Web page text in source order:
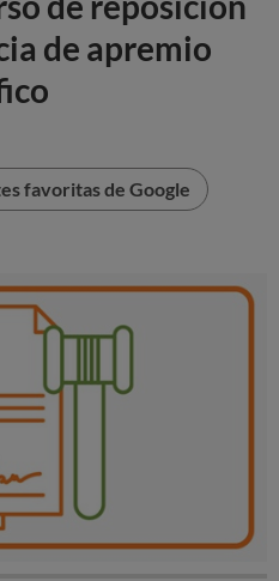
de apremio
favoritas de Google